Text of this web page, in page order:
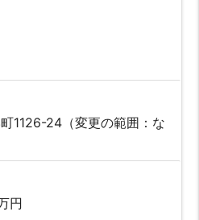
1126-24（変更の範囲：な
円